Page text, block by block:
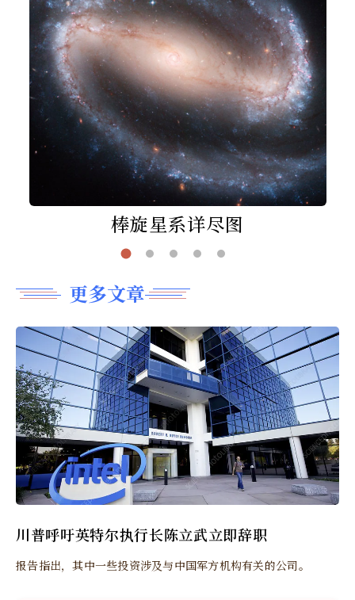
棒旋星系详尽图
更多文章
川普呼吁英特尔执行长陈立武立即辞职
报告指出，其中一些投资涉及与中国军方机构有关的公司。